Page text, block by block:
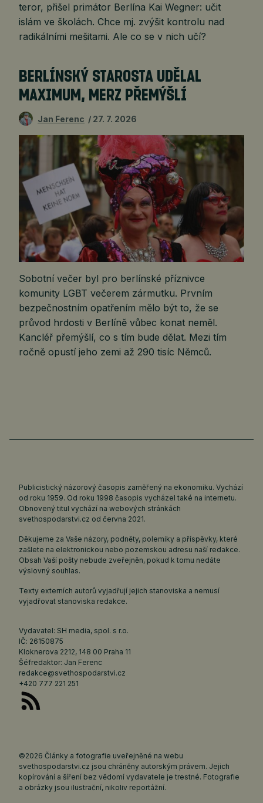
teror, přišel primátor Berlína Kai Wegner: učit
islám ve školách. Chce mj. zvýšit kontrolu nad
radikálními mešitami. Ale co se v nich učí?
BERLÍNSKÝ STAROSTA UDĚLAL
MAXIMUM, MERZ PŘEMÝŠLÍ
Jan Ferenc 27. 7. 2026
Sobotní večer byl pro berlínské příznivce
komunity LGBT večerem zármutku. Prvním
bezpečnostním opatřením mělo být to, že se
průvod hrdosti v Berlíně vůbec konat neměl.
Kancléř přemýšlí, co s tím bude dělat. Mezi tím
ročně opustí jeho zemi až 290 tisíc Němců.
Publicistický názorový časopis zaměřený na ekonomiku. Vychází
od roku 1959. Od roku 1998 časopis vycházel také na internetu.
Obnovený titul vychází na webových stránkách
svethospodarstvi.cz od června 2021.
Děkujeme za Vaše názory, podněty, polemiky a příspěvky, které
zašlete na elektronickou nebo pozemskou adresu naší redakce.
Obsah Vaší pošty nebude zveřejněn, pokud k tomu nedáte
výslovný souhlas.
Texty externích autorů vyjadřují jejich stanoviska a nemusí
vyjadřovat stanoviska redakce.
Vydavatel: SH media, spol. s r.o.
IČ: 26150875
Kloknerova 2212, 148 00 Praha 11
Šéfredaktor: Jan Ferenc
redakce@svethospodarstvi.cz
+420 777 221 251
©2026 Články a fotografie uveřejněné na webu
svethospodarstvi.cz jsou chráněny autorským právem. Jejich
kopírování a šíření bez vědomí vydavatele je trestné. Fotografie
a obrázky jsou ilustrační, nikoliv reportážní.